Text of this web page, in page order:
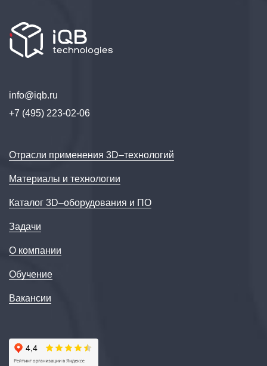
info@iqb.ru
+7 (495) 223-02-06
Отрасли применения 3D–технологий
Материалы и технологии
Каталог 3D–оборудования и ПО
Задачи
О компании
Обучение
Вакансии